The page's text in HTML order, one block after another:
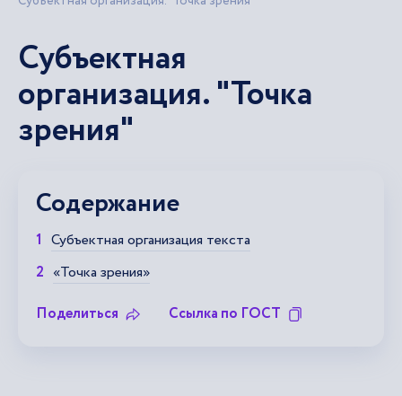
Субъектная
организация. "Точка
зрения"
Содержание
Субъектная организация текста
«Точка зрения»
Поделиться
Ссылка по ГОСТ